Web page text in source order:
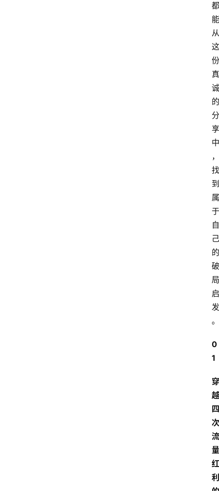
都
能
从
这
份
真
诚
的
分
享
中
，
找
到
属
于
自
己
的
破
局
启
发
。
0
1
穿
越
四
次
流
量
红
利